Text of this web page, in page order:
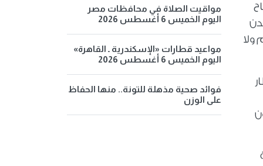
مكون
مواقيت الصلاة في محافظات مصر
اليوم الخميس 6 أغسطس 2026
مواعيد قطارات «الإسكندرية ـ القاهرة»
اليوم الخميس 6 أغسطس 2026
فوائد صحية مذهلة للتونة.. منها الحفاظ
على الوزن